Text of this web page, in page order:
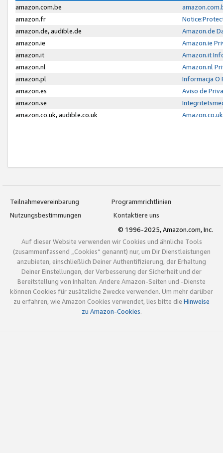
amazon.com.be
amazon.fr
amazon.de, audible.de
Amazon.de
amazon.ie
Amazon.ie
amazon.it
Amazon.it
amazon.nl
Amazon.nl
amazon.pl
Informacja O
amazon.es
Aviso de
amazon.se
amazon.co.uk, audible.co.uk
Teilnahmevereinbarung
Programmrichtlinien
Nutzungsbestimmungen
Kontaktiere uns
© 1996-2025, Amazon.com, Inc.
Auf dieser Website verwenden wir Cookies und ähnliche Tools
(zusammenfassend „Cookies“ genannt) nur, um Dir Dienstleistungen
anzubieten, einschließlich Deiner Authentifizierung, der Erhaltung
Deiner Einstellungen, der Verbesserung der Sicherheit und der
Bereitstellung von Inhalten. Andere Amazon-Seiten und -Dienste
können Cookies für zusätzliche Zwecke verwenden. Um mehr darüber
zu erfahren, wie Amazon Cookies verwendet, lies bitte die Hinweise
zu Amazon-Cookies.